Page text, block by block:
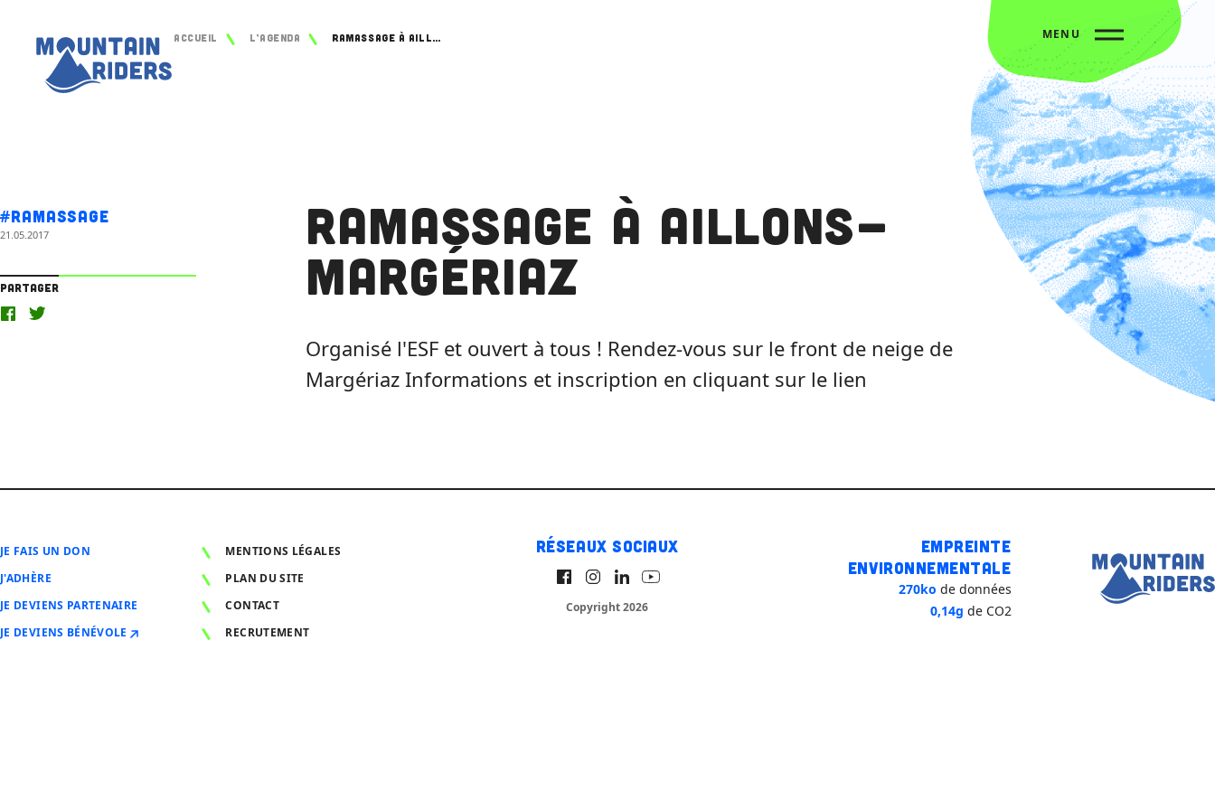
Accueil L’agenda Ramassage à Aillons-Margériaz MENU
#Ramassage
21.05.2017
Partager
Ramassage à Aillons-
Margériaz
Organisé l'ESF et ouvert à tous ! Rendez-vous sur le front de neige de
Margériaz Informations et inscription en cliquant sur le lien
JE FAIS UN DON
J'ADHÈRE
JE DEVIENS PARTENAIRE
JE DEVIENS BÉNÉVOLE
MENTIONS LÉGALES
PLAN DU SITE
CONTACT
RECRUTEMENT
Réseaux sociaux
Copyright 2026
Empreinte
environnementale
270ko de données
0,14g de CO2